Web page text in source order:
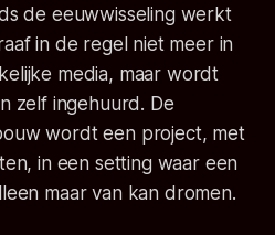
de eeuwwisseling werkt
in de regel niet meer in
media, maar wordt
zelf ingehuurd. De
wordt een project, met
in een setting waar een
maar van kan dromen.